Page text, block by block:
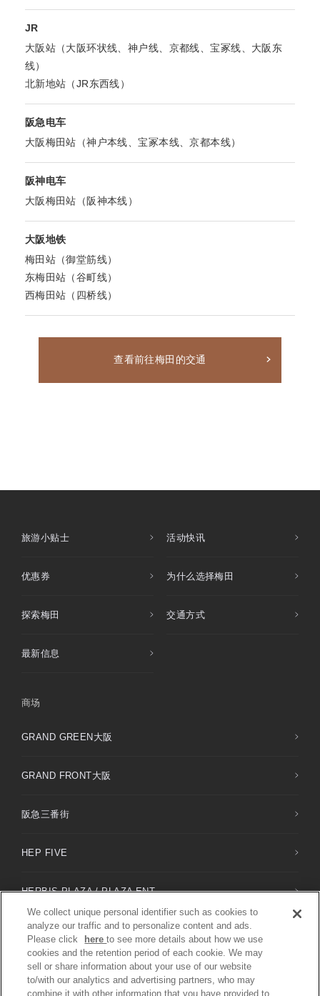
JR
大阪站（大阪环状线、神户线、京都线、宝冢线、大阪东
线）
北新地站（JR东西线）
阪急电车
大阪梅田站（神户本线、宝冢本线、京都本线）
阪神电车
大阪梅田站（阪神本线）
大阪地铁
梅田站（御堂筋线）
东梅田站（谷町线）
西梅田站（四桥线）
查看前往梅田的交通
旅游小贴士 活动快讯
优惠券 为什么选择梅田
探索梅田 交通方式
最新信息
商场
GRAND GREEN大阪
GRAND FRONT大阪
阪急三番街
HEP FIVE
HERBIS PLAZA / PLAZA ENT
NU chayamachi /NUchayamachi PLUS
DIAMOR大阪
We collect unique personal identifier such as cookies to
analyze our traffic and to personalize content and ads.
Please click
hereto see more details about how we use
cookies and the retention period of each cookie. We may
sell or share information about your use of our website
to/with our analytics and advertising partners, who may
combine it with other information that you have provided to